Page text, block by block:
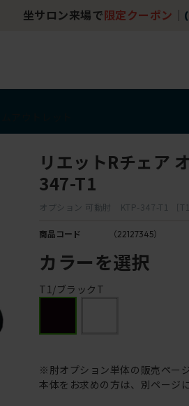
坐サロン来場で 限定クーポン
リエットRチェア
347-T1
オプション 可動肘 KTP-347-T1 ［
商品コード （22127345）
カラーを選択
T1/ブラックT
※肘オプション単体の販売ページ
本体をお求めの方は、別ページ